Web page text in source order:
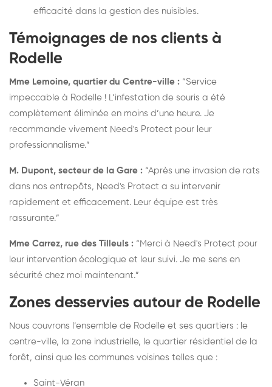
efficacité dans la gestion des nuisibles.
Témoignages de nos clients à
Rodelle
Mme Lemoine, quartier du Centre-ville : “Service
impeccable à Rodelle ! L’infestation de souris a été
complètement éliminée en moins d’une heure. Je
recommande vivement Need's Protect pour leur
professionnalisme.”
M. Dupont, secteur de la Gare : “Après une invasion de rats
dans nos entrepôts, Need's Protect a su intervenir
rapidement et efficacement. Leur équipe est très
rassurante.”
Mme Carrez, rue des Tilleuls : “Merci à Need's Protect pour
leur intervention écologique et leur suivi. Je me sens en
sécurité chez moi maintenant.”
Zones desservies autour de Rodelle
Nous couvrons l’ensemble de Rodelle et ses quartiers : le
centre-ville, la zone industrielle, le quartier résidentiel de la
forêt, ainsi que les communes voisines telles que :
Saint-Véran